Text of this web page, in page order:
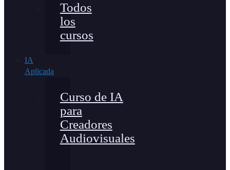
Todos
los
cursos
IA
Aplicada
Curso de IA
para
Creadores
Audiovisuales